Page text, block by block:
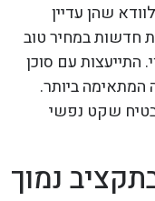
שהן עדיין
חדשות במחיר טוב
התייעצות עם סוכן
המתאימה ביותר.
שקט נפשי
נמוך